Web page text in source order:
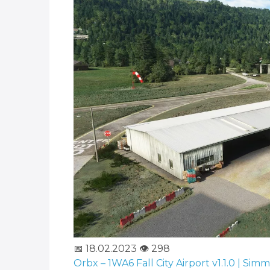
📅 18.02.2023 👁️ 298
Orbx – 1WA6 Fall City Airport v1.1.0 |